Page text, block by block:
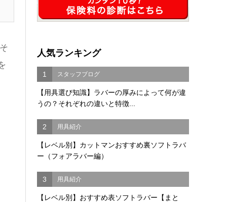
人気ランキング
1 スタッフブログ
【用具選び知識】ラバーの厚みによって何が違
うの？それぞれの違いと特徴...
2 用具紹介
【レベル別】カットマンおすすめ裏ソフトラバ
ー（フォアラバー編）
3 用具紹介
【レベル別】おすすめ表ソフトラバー【まと